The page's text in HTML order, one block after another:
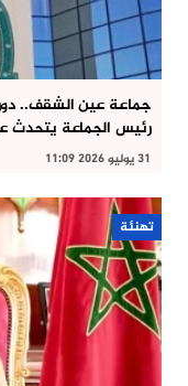
جماعة عين الشقف..
رئيس الجماعة يتحدث
31 يوليو 2026 11:09
تهنئة